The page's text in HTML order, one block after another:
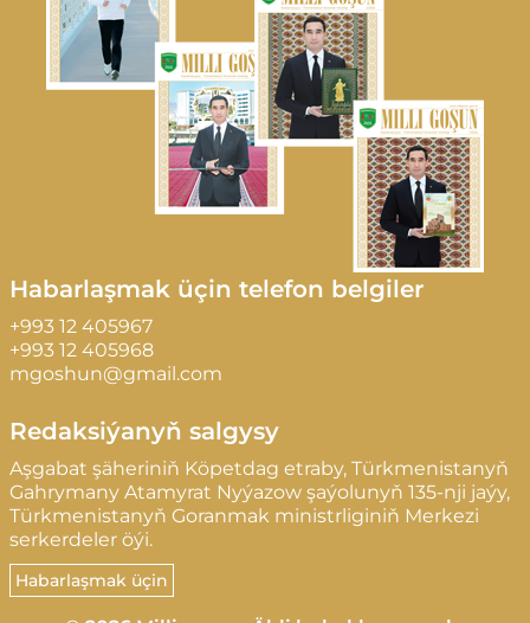
Habarlaşmak üçin telefon belgiler
+993 12 405967
+993 12 405968
mgoshun@gmail.com
Redaksiýanyň salgysy
Aşgabat şäheriniň Köpetdag etraby, Türkmenistanyň
Gahrymany Atamyrat Nyýazow şaýolunyň 135-nji jaýy,
Türkmenistanyň Goranmak ministrliginiň Merkezi
serkerdeler öýi.
Habarlaşmak üçin